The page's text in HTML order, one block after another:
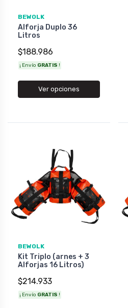
BEWOLK
Alforja Duplo 36
Litros
$188.986
¡ Envío GRATIS !
Ver opciones
BEWOLK
Kit Triplo (arnes + 3
Alforjas 16 Litros)
$214.933
¡ Envío GRATIS !